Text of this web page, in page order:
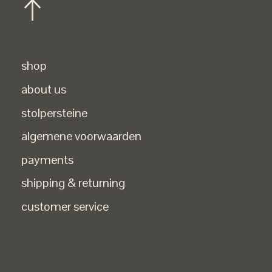
shop
about us
stolpersteine
algemene voorwaarden
payments
shipping & returning
customer service